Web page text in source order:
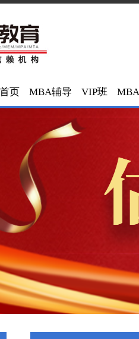
首页 MBA辅导 VIP班